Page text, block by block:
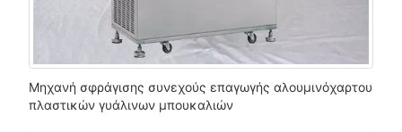
Μηχανή σφράγισης συνεχούς επαγωγής αλουμινόχαρτου
πλαστικών γυάλινων μπουκαλιών